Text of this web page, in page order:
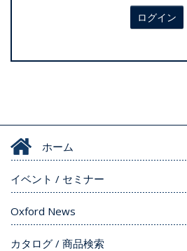
ログイン
ホーム
イベント / セミナー
Oxford News
カタログ / 商品検索